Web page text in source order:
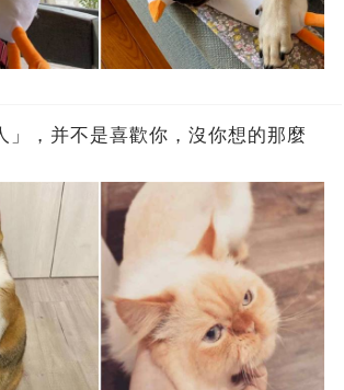
」，并不是喜歡你，沒你想的那麼